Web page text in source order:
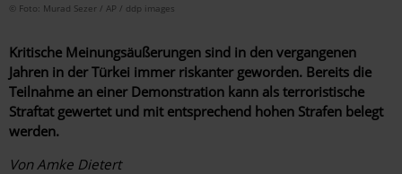
© Foto: Murad Sezer / AP / ddp images
Kritische Meinungsäußerungen sind in den ­vergangenen
Jahren in der Türkei immer riskanter ­geworden. Bereits die
Teilnahme an einer ­Demonstration kann als terroristische
Straftat ­gewertet und mit entsprechend hohen Strafen belegt
werden.
Von Amke Dietert